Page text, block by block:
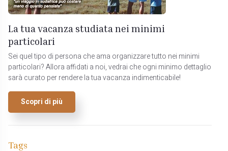
La tua vacanza studiata nei minimi
particolari
Sei quel tipo di persona che ama organizzare tutto nei minimi
particolari? Allora affidati a noi, vedrai che ogni minimo dettaglio
sarà curato per rendere la tua vacanza indimenticabile!
Scopri di più
Tags